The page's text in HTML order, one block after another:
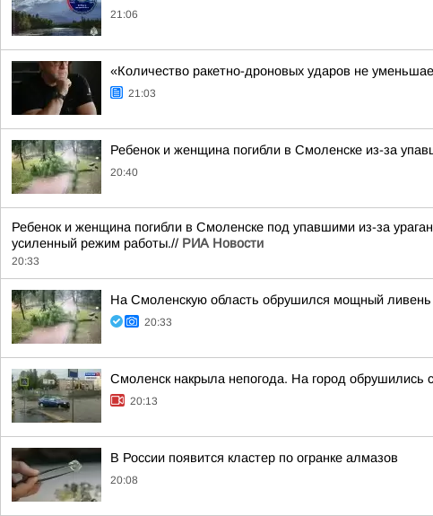
21:06
«Количество ракетно-дроновых ударов не
21:03
Ребенок и женщина погибли в Смоленске из-за
20:40
Ребенок и женщина погибли в Смоленске под упавшими из-за
усиленный режим работы.// РИА Новости
20:33
На Смоленскую область обрушился мощный ливень
20:33
Смоленск накрыла непогода. На город обрушились
20:13
В России появится кластер по огранке алмазов
20:08